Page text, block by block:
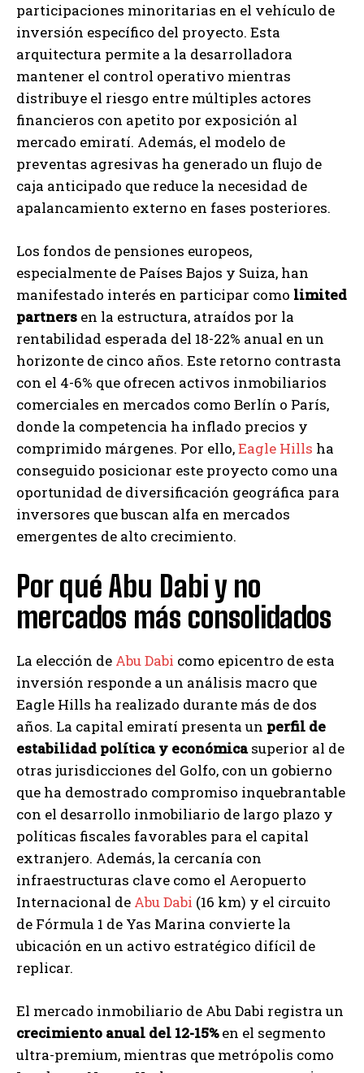
participaciones minoritarias en el vehículo de
inversión específico del proyecto. Esta
arquitectura permite a la desarrolladora
mantener el control operativo mientras
distribuye el riesgo entre múltiples actores
financieros con apetito por exposición al
mercado emiratí. Además, el modelo de
preventas agresivas ha generado un flujo de
caja anticipado que reduce la necesidad de
apalancamiento externo en fases posteriores.
Los fondos de pensiones europeos,
especialmente de Países Bajos y Suiza, han
manifestado interés en participar como limited
partners en la estructura, atraídos por la
rentabilidad esperada del 18-22% anual en un
horizonte de cinco años. Este retorno contrasta
con el 4-6% que ofrecen activos inmobiliarios
comerciales en mercados como Berlín o París,
donde la competencia ha inflado precios y
comprimido márgenes. Por ello,Eagle Hills ha
conseguido posicionar este proyecto como una
oportunidad de diversificación geográfica para
inversores que buscan alfa en mercados
emergentes de alto crecimiento.
Por qué Abu Dabi y no
mercados más consolidados
La elección de Abu Dabi como epicentro de esta
inversión responde a un análisis macro que
Eagle Hills ha realizado durante más de dos
años. La capital emiratí presenta un perfil de
estabilidad política y económicasuperior al de
otras jurisdicciones del Golfo, con un gobierno
que ha demostrado compromiso inquebrantable
con el desarrollo inmobiliario de largo plazo y
políticas fiscales favorables para el capital
extranjero. Además, la cercanía con
infraestructuras clave como el Aeropuerto
Internacional de Abu Dabi (16 km) y el circuito
de Fórmula 1 de Yas Marina convierte la
ubicación en un activo estratégico difícil de
replicar.
El mercado inmobiliario de Abu Dabi registra un
crecimiento anual del 12-15%en el segmento
ultra-premium, mientras que metrópolis como